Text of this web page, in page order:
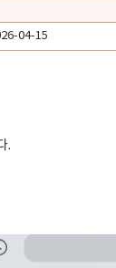
04-15
.